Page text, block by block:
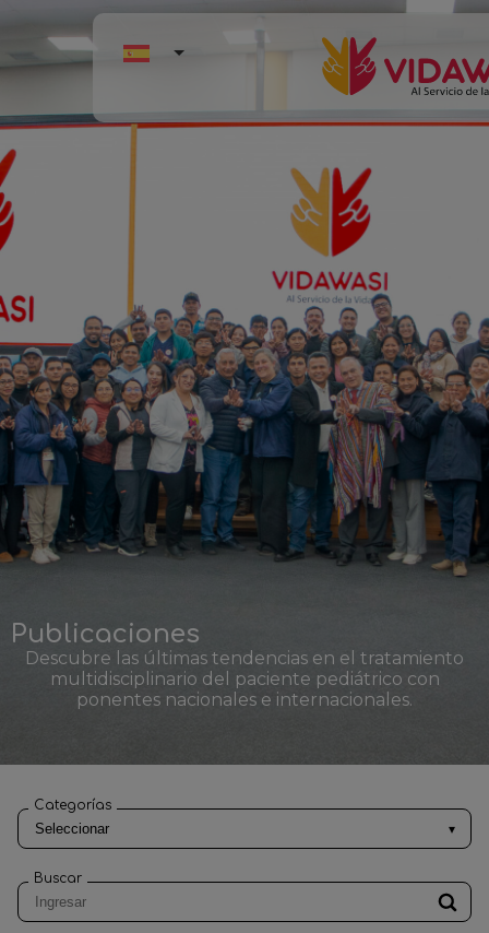
Publicaciones
Descubre las últimas tendencias en el tratamiento
multidisciplinario del paciente pediátrico con
ponentes nacionales e internacionales.